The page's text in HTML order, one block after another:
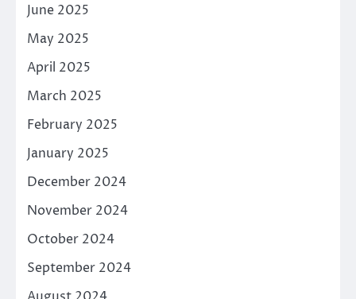
June 2025
May 2025
April 2025
March 2025
February 2025
January 2025
December 2024
November 2024
October 2024
September 2024